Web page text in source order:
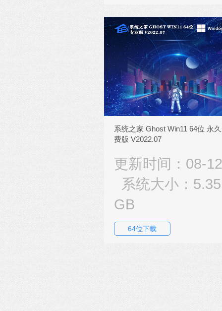
系统之家 Ghost Win11 64位 永
费版 V2022.07
更新时间：08-12
系统大小：5.35
GB
64位下载